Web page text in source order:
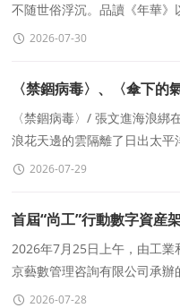
不随世俗浮沉。品讀《年華》
品讀《年華》以養靜氣，守心
2026-07-30
〈禁錮病毒〉、〈傘下的
〈暗忖〉、〈皮膚病竈
福祈禱〉
〈禁錮病毒〉/ 張文進海浪
浪花天邊的雲隔離了日出太
交談的摩斯密碼新冠肺炎的圍
2026-07-29
首屆“尚工”行動數字資産
藝術行業定制班開班儀式
2026年7月25日上午，由工
京藝數管理咨詢有限公司承辦
能力提升培訓-文化藝術行業定
2026-07-28